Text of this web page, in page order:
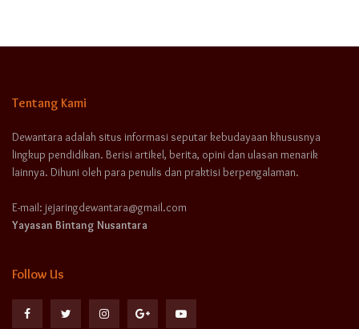
Tentang Kami
Dewantara adalah situs informasi seputar kebudayaan khususnya
lingkup pendidikan. Berisi artikel, berita, opini dan ulasan menarik
lainnya. Dihuni oleh para penulis dan praktisi berpengalaman.
E-mail: jejaringdewantara@gmail.com
Yayasan Bintang Nusantara
Follow Us